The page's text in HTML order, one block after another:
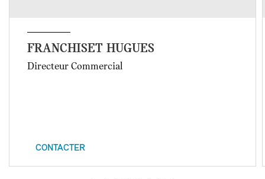
FRANCHISET HUGUES
Directeur Commercial
CONTACTER